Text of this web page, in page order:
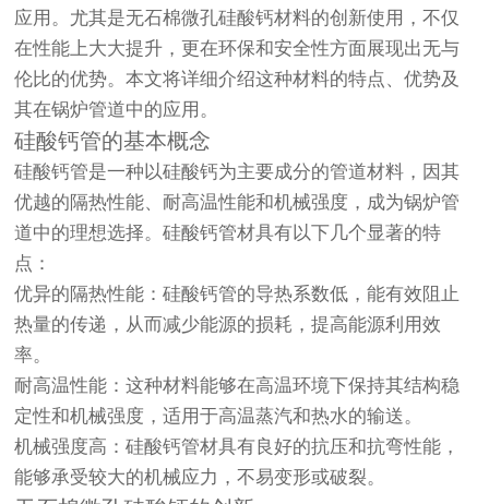
应用。尤其是无石棉微孔硅酸钙材料的创新使用，不仅
在性能上大大提升，更在环保和安全性方面展现出无与
伦比的优势。本文将详细介绍这种材料的特点、优势及
其在锅炉管道中的应用。
硅酸钙管的基本概念
硅酸钙管是一种以硅酸钙为主要成分的管道材料，因其
优越的隔热性能、耐高温性能和机械强度，成为锅炉管
道中的理想选择。硅酸钙管材具有以下几个显著的特
点：
优异的隔热性能：硅酸钙管的导热系数低，能有效阻止
热量的传递，从而减少能源的损耗，提高能源利用效
率。
耐高温性能：这种材料能够在高温环境下保持其结构稳
定性和机械强度，适用于高温蒸汽和热水的输送。
机械强度高：硅酸钙管材具有良好的抗压和抗弯性能，
能够承受较大的机械应力，不易变形或破裂。